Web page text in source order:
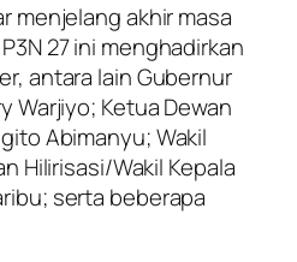
menjelang akhir masa
27 ini menghadirkan
antara lain Gubernur
Warjiyo; Ketua Dewan
Abimanyu; Wakil
Hilirisasi/Wakil Kepala
serta beberapa